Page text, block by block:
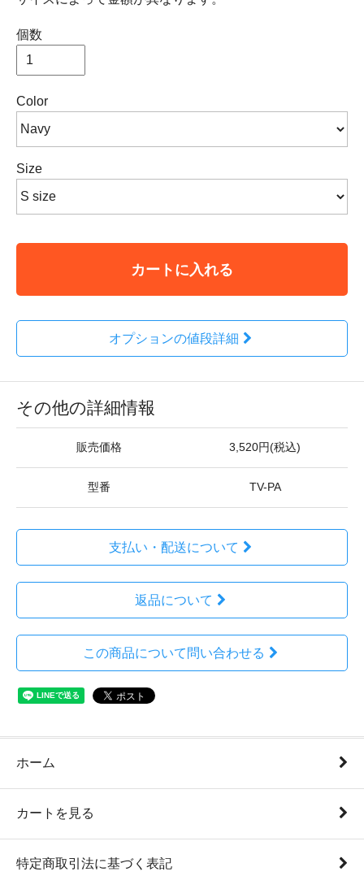
個数
Color
Size
カートに入れる
オプションの値段詳細
その他の詳細情報
販売価格 3,520円(税込)
型番 TV-PA
支払い・配送について
返品について
この商品について問い合わせる
ホーム
カートを見る
特定商取引法に基づく表記